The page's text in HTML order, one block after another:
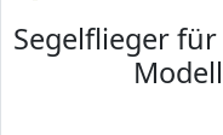
Segelflieger